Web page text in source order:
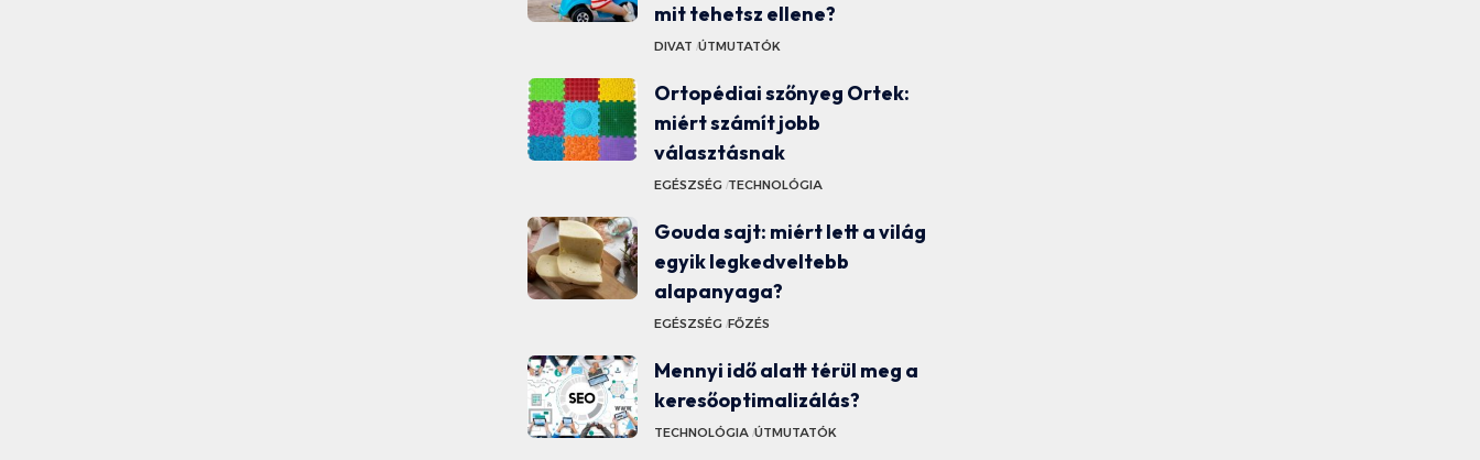
mit tehetsz ellene?
DIVAT ÚTMUTATÓK
Ortopédiai szőnyeg Ortek:
miért számít jobb
választásnak
EGÉSZSÉG TECHNOLÓGIA
Gouda sajt: miért lett a világ
egyik legkedveltebb
alapanyaga?
EGÉSZSÉG FŐZÉS
Mennyi idő alatt térül meg a
keresőoptimalizálás?
TECHNOLÓGIA ÚTMUTATÓK